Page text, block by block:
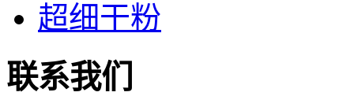
超细干粉
联系我们